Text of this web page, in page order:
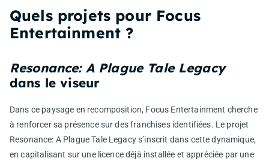
Quels projets pour Focus
Entertainment ?
Resonance: A Plague Tale Legacy
dans le viseur
Dans ce paysage en recomposition, Focus Entertainment cherche
à renforcer sa présence sur des franchises identifiées. Le projet
Resonance: A Plague Tale Legacys’inscrit dans cette dynamique,
en capitalisant sur une licence déjà installée et appréciée par une